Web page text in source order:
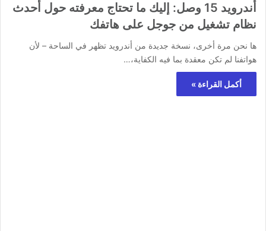
أندرويد 15 وصل: إليك ما تحتاج معرفته حول أحدث
نظام تشغيل من جوجل على هاتفك
ها نحن مرة أخرى، نسخة جديدة من أندرويد تظهر في الساحة – لأن
هواتفنا لم تكن معقدة بما فيه الكفاية،…
أكمل القراءة »